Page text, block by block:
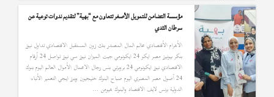
مؤسسة التضامن للتمويل الأصغر تتعاون مع “بهية” لتقديم ندوات توعية عن
سرطان الثدي
الأهرام الأقتصادي عالم المال المصدر بنك زون المستقبل الاقتصادي تداول نيوز
بنكر بيونيرز مصر ايكو 24 ايكونومي جيت الميزان نيوز سي نيوز تواصل 24 أرقام
الاقتصادي نيوز ايكونومي 24 بروبرتي بلس رجال الاعمال الأموال العالم اليوم بنوك
24 أصول مصر المصري اليوم صباح البنوك خليجيون وينرز ايجي التعمير الأنباء
الدولية بزنس لايف الاقتصاد والبنوك هيومن …